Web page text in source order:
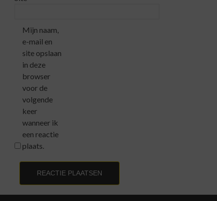
Mijn naam,
e-mail en
site opslaan
in deze
browser
voor de
volgende
keer
wanneer ik
een reactie
plaats.